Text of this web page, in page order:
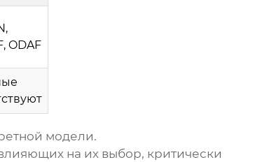
ODAF
модели.
на их выбор, критически